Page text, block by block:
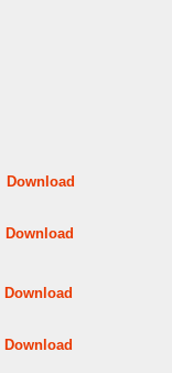
Download
Download
Download
Download